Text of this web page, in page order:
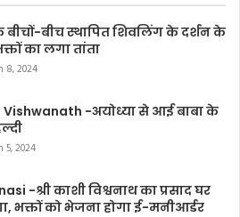
बीचों-बीच स्थापित शिवलिंग के दर्शन के
का लगा तांता
8, 2024
Vishwanath -अयोध्या से आई बाबा के
5, 2024
-श्री काशी विश्वनाथ का प्रसाद घर
भक्तों को भेजना होगा ई-मनीआर्डर